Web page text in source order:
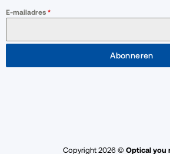
E-mailadres *
Abonneren
Copyright 2026 © Optical you